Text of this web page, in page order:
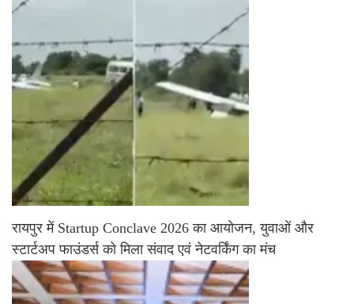
रायपुर में Startup Conclave 2026 का आयोजन, युवाओं और
स्टार्टअप फाउंडर्स को मिला संवाद एवं नेटवर्किंग का मंच